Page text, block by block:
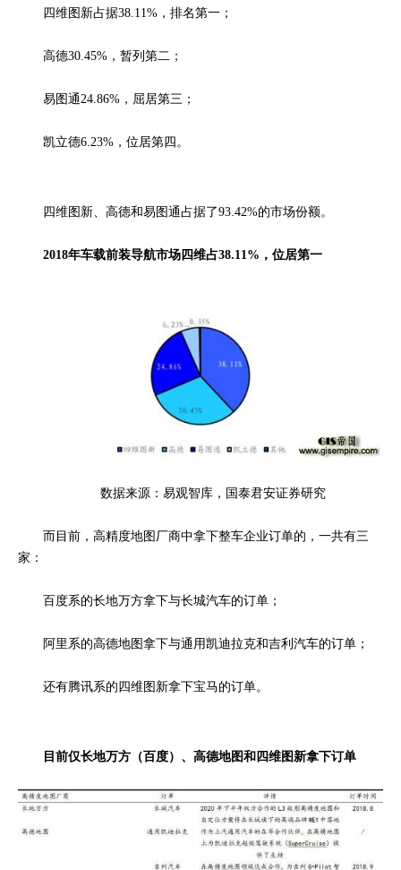
四维图新占据38.11%，排名第一；
高德30.45%，暂列第二；
易图通24.86%，屈居第三；
凯立德6.23%，位居第四。
四维图新、高德和易图通占据了93.42%的市场份额。
2018年车载前装导航市场四维占38.11%，位居第一
数据来源：易观智库，国泰君安证券研究
而目前，高精度地图厂商中拿下整车企业订单的，一共有三
家：
百度系的长地万方拿下与长城汽车的订单；
阿里系的高德地图拿下与通用凯迪拉克和吉利汽车的订单；
还有腾讯系的四维图新拿下宝马的订单。
目前仅长地万方（百度）、高德地图和四维图新拿下订单